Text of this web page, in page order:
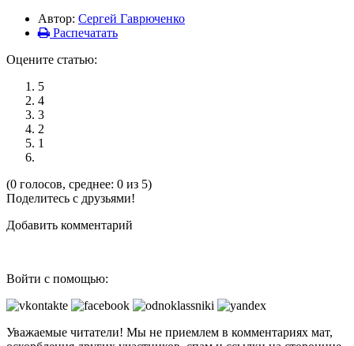
Автор: Сергей Гаврюченко
Распечатать
Оцените статью:
5
4
3
2
1
(0 голосов, среднее: 0 из 5)
Поделитесь с друзьями!
Добавить комментарий
Войти с помощью:
Уважаемые читатели! Мы не приемлем в комментариях мат,